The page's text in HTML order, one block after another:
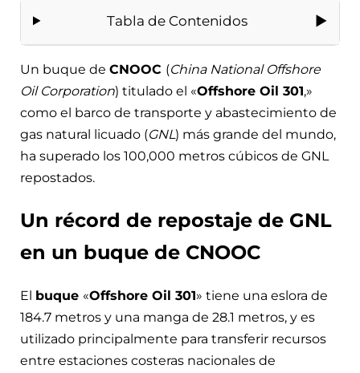
Tabla de Contenidos
Un buque de CNOOC (China National Offshore
Oil Corporation) titulado el «Offshore Oil 301,»
como el barco de transporte y abastecimiento de
gas natural licuado (GNL) más grande del mundo,
ha superado los 100,000 metros cúbicos de GNL
repostados.
Un récord de repostaje de GNL
en un buque de CNOOC
El buque «Offshore Oil 301» tiene una eslora de
184.7 metros y una manga de 28.1 metros, y es
utilizado principalmente para transferir recursos
entre estaciones costeras nacionales de